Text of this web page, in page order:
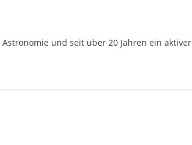
und seit über 20 Jahren ein aktiver